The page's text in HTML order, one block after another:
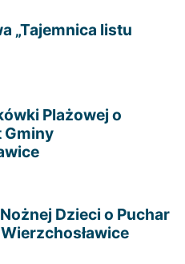
„Tajemnica listu
Plażowej o
Gminy
Dzieci o Puchar